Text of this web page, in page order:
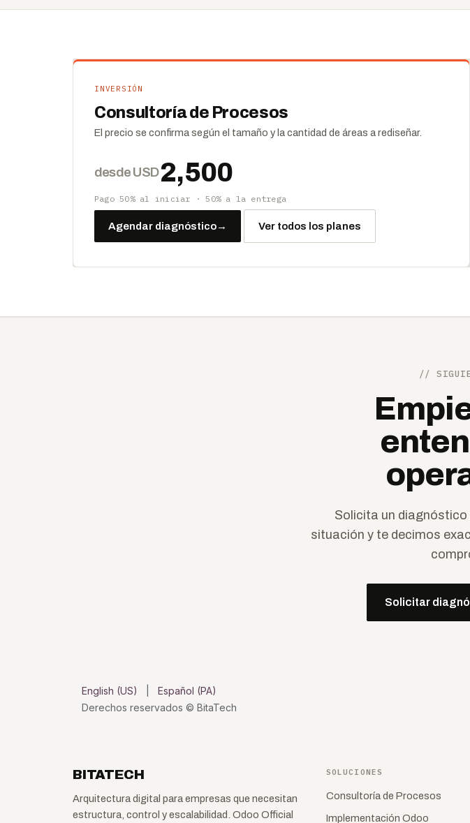
INVERSIÓN
Consultoría de Procesos
El precio se confirma según el tamaño y la cantidad de áreas a rediseñar.
desde USD2,500
Pago 50% al iniciar · 50% a la entrega
Agendar diagnóstico→ Ver todos los planes
//
Solicita un
situación y te decimos
Solicitar
Derechos reservados © BitaTech
English (US)
Español (PA)
BITATECH
Arquitectura digital para empresas que necesitan
estructura, control y escalabilidad. Odoo Official
SOLUCIONES
Consultoría de Procesos
Implementación Odoo